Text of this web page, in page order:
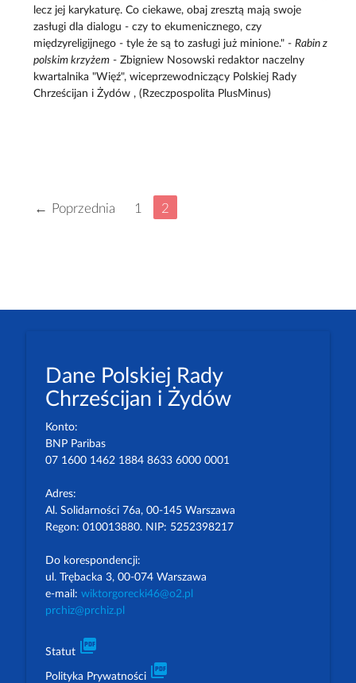
lecz jej karykaturę. Co ciekawe, obaj zresztą mają swoje
zasługi dla dialogu - czy to ekumenicznego, czy
międzyreligijnego - tyle że są to zasługi już minione." -Rabin z
polskim krzyżem - Zbigniew Nosowski redaktor naczelny
kwartalnika "Więź", wiceprzewodniczący Polskiej Rady
Chrześcijan i Żydów , (Rzeczpospolita PlusMinus)
← Poprzednia 1 2
Dane Polskiej Rady
Chrześcijan i Żydów
Konto:
BNP Paribas
07 1600 1462 1884 8633 6000 0001
Adres:
Al. Solidarności 76a, 00-145 Warszawa
Regon: 010013880. NIP: 5252398217
Do korespondencji:
ul. Trębacka 3, 00-074 Warszawa
e-mail: wiktorgorecki46@o2.pl
prchiz@prchiz.pl
Statut picture_as_pdf
Polityka Prywatności picture_as_pdf